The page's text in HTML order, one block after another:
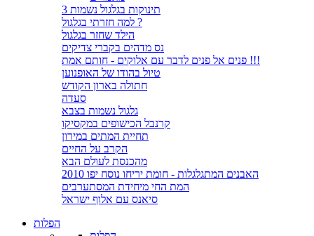
3 תינוקות בגלגול נשמות
למה חזרתי בגלגול ?
הילד שחזר בגלגול
נס מדהים בקברי צדיקים
פנים אל פנים לדבר עם אלוקים - חותם אמת !!!
טיול בהודו של האופנוען
חתולה בארון הקודש
סעדה
גלגול נשמות בצבא
קרנבל הכישופים במקסיקו
תחיית המתים במירון
הקרב על החיים
מהכנסת לעולם הבא
האבנים המתגלגלות - חומת יריחו נוסח יפו 2010
המת החי מיחידת המסתערבים
סיאנס עם אלוף ישראל
הפלות